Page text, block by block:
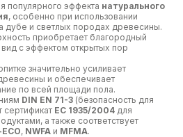
популярного эффекта натурального
, особенно при использовании
дубе и светлых породах древесины.
приобретает благородный
с эффектом открытых пор
значительно усиливает
и обеспечивает
по всей площади пола.
DIN EN 71-3 (безопасность для
сертификат EC 1935/2004 для
а также соответствует
, NWFA и MFMA.